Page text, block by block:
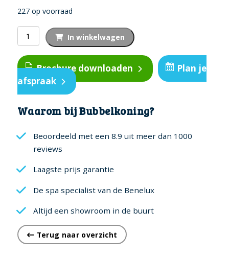
227 op voorraad
Coverhoes
clipjes
nieuw
aantal
In winkelwagen
Brochure downloaden
Plan je
afspraak
Waarom bij Bubbelkoning?
Beoordeeld met een 8.9 uit meer dan 1000
reviews
Laagste prijs garantie
De spa specialist van de Benelux
Altijd een showroom in de buurt
Terug naar overzicht